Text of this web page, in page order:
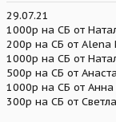
29.07.21
1000р на СБ от
200р на СБ от
1000р на СБ от
500р на СБ от
1000р на СБ от
300р на СБ от